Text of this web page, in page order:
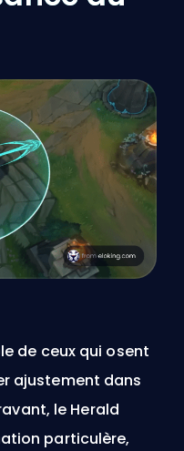
de ceux qui osent
ajustement dans
le Herald
particulère,